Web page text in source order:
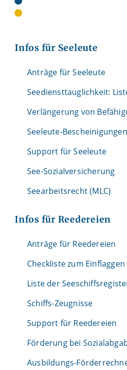
Infos für Seeleute
Anträge für Seeleute
Seediensttauglichkeit:
Verlängerung von
Seeleute-Bescheinigungen
Support für Seeleute
See-Sozialversicherung
Seearbeitsrecht (MLC)
Infos für Reedereien
Anträge für Reedereien
Checkliste zum Einflaggen
Liste der
Schiffs-Zeugnisse
Support für Reedereien
Förderung bei
Ausbildungs-